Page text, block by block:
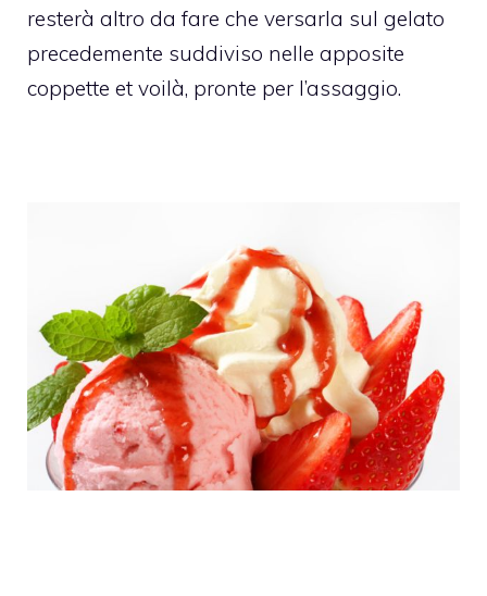
resterà altro da fare che versarla sul gelato
precedemente suddiviso nelle apposite
coppette et voilà, pronte per l’assaggio.